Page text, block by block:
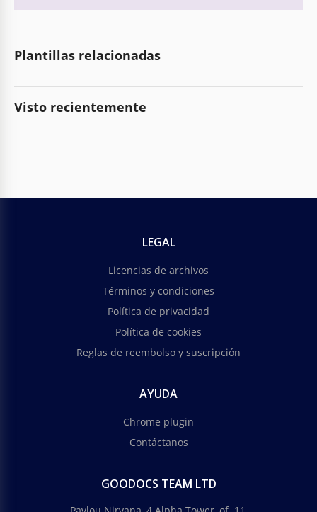
Plantillas relacionadas
Visto recientemente
LEGAL
Licencias de archivos
Términos y condiciones
Política de privacidad
Política de cookies
Reglas de reembolso y suscripción
AYUDA
Chrome plugin
Contáctanos
GOODOCS TEAM LTD